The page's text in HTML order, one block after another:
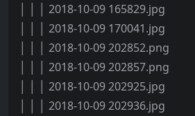
│ │ │ 2018-10-09 165829.jpg
│ │ │ 2018-10-09 170041.jpg
│ │ │ 2018-10-09 202852.png
│ │ │ 2018-10-09 202857.png
│ │ │ 2018-10-09 202925.jpg
│ │ │ 2018-10-09 202936.jpg